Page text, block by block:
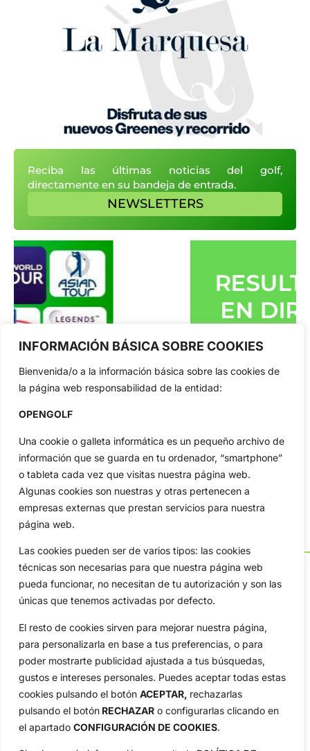
INFORMACIÓN BÁSICA SOBRE COOKIES
Bienvenida/o a la información básica sobre las cookies de
la página web responsabilidad de la entidad:
OPENGOLF
Una cookie o galleta informática es un pequeño archivo de
información que se guarda en tu ordenador, “smartphone”
o tableta cada vez que visitas nuestra página web.
Algunas cookies son nuestras y otras pertenecen a
empresas externas que prestan servicios para nuestra
página web.
Las cookies pueden ser de varios tipos: las cookies
técnicas son necesarias para que nuestra página web
pueda funcionar, no necesitan de tu autorización y son las
únicas que tenemos activadas por defecto.
El resto de cookies sirven para mejorar nuestra página,
para personalizarla en base a tus preferencias, o para
poder mostrarte publicidad ajustada a tus búsquedas,
gustos e intereses personales. Puedes aceptar todas estas
cookies pulsando el botón ACEPTAR, rechazarlas
pulsando el botón RECHAZAR o configurarlas clicando en
el apartado CONFIGURACIÓN DE COOKIES.
Reciba las últimas noticias del golf,
directamente en su bandeja de entrada.
NEWSLETTERS
profesional y amateur, resultados en directo, vídeos, noticias,
Jon Rahm, LIV Golf, PGA Tour, Ryder Cup, DP World Tour, LPGA
Tour...
Categorias
Inicio
Actualidad
Amateurs
Jon Rahm
Ryder Cup
Reglas